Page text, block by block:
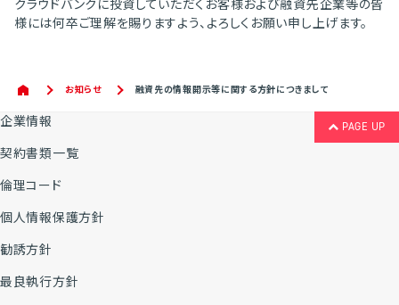
クラウドバンクに投資していただくお客様および融資先企業等の皆
様には何卒ご理解を賜りますよう、よろしくお願い申し上げます。
お知らせ 融資先の情報開示等に関する方針につきまして
PAGE UP
企業情報
契約書類一覧
倫理コード
個人情報保護方針
勧誘方針
最良執行方針